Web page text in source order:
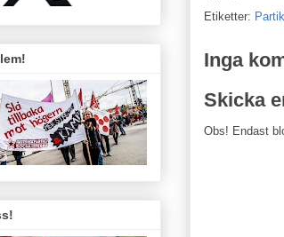
Etiketter:
Inga
Skicka
Obs! Endast